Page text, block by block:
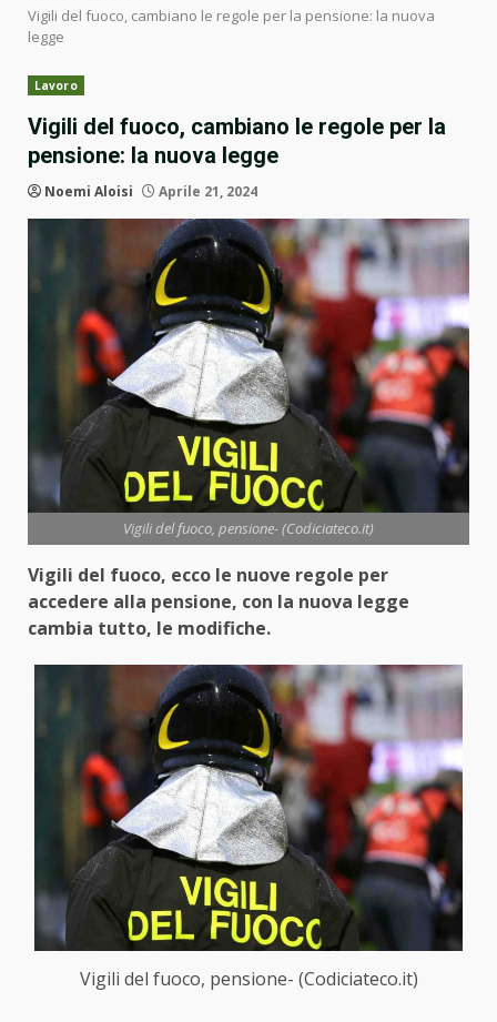
Vigili del fuoco, cambiano le regole per la pensione: la nuova
legge
Lavoro
Vigili del fuoco, cambiano le regole per la
pensione: la nuova legge
Noemi Aloisi Aprile 21, 2024
Vigili del fuoco, pensione- (Codiciateco.it)
Vigili del fuoco, ecco le nuove regole per
accedere alla pensione, con la nuova legge
cambia tutto, le modifiche.
Vigili del fuoco, pensione- (Codiciateco.it)